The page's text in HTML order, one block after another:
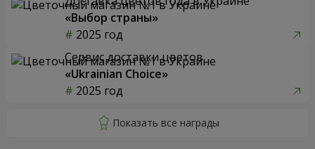
«Выбор страны»
2025 год
Сервис доставки цветов
«Ukrainian Choice»
2025 год